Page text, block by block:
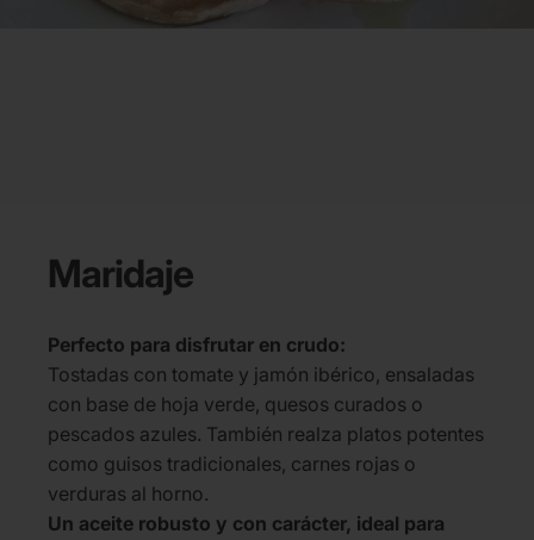
Maridaje
Perfecto para disfrutar en crudo:
Tostadas con tomate y jamón ibérico, ensaladas
con base de hoja verde, quesos curados o
pescados azules. También realza platos potentes
como guisos tradicionales, carnes rojas o
verduras al horno.
Un aceite robusto y con carácter, ideal para